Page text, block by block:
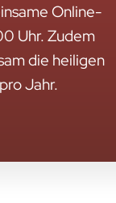
Online-
Uhr. Zudem
die heiligen
Jahr.